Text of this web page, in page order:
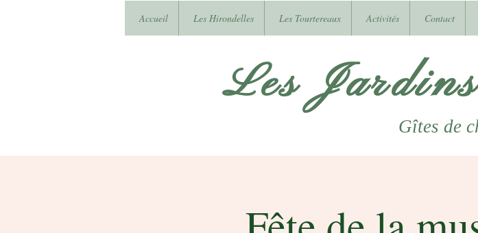
Accueil Les Hirondelles Les Tourtereaux Activités Contact
Les
Gîtes de